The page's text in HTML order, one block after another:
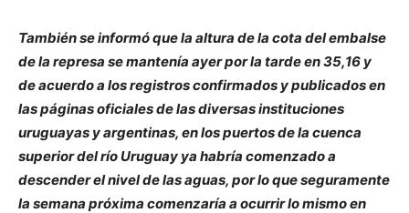
También se informó que la altura de la cota del embalse
de la represa se mantenía ayer por la tarde en 35,16 y
de acuerdo a los registros confirmados y publicados en
las páginas oficiales de las diversas instituciones
uruguayas y argentinas, en los puertos de la cuenca
superior del río Uruguay ya habría comenzado a
descender el nivel de las aguas, por lo que seguramente
la semana próxima comenzaría a ocurrir lo mismo en